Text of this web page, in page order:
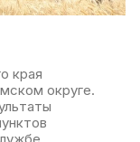
края
округе.